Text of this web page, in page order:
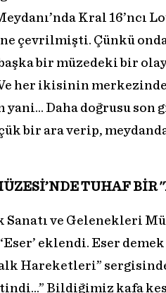
Kral 16’ncı
çevrilmişti. Çünkü
bir müzedeki bir
her ikisinin
yani… Daha doğrusu
bir ara verip,
TUHAF BİR
Sanatı ve Gelenekleri
eklendi. Eser
Hareketleri”
Bildiğimiz kafa